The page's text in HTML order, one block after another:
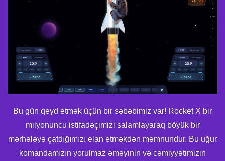
Bu gün qeyd etmək üçün bir səbəbimiz var! Rocket X bir
milyonuncu istifadəçimizi salamlayaraq böyük bir
mərhələyə çatdığımızı elan etməkdən məmnundur. Bu uğur
komandamızın yorulmaz əməyinin və cəmiyyətimizin